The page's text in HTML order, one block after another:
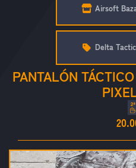
Airsoft
PANTALÓN
Delta